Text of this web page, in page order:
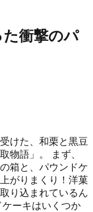
衝撃のパ
けた、和栗と黒豆
物語」。 まず、
箱と、パウンドケ
がりまくり！洋菓
り込まれているん
ーキはいくつか